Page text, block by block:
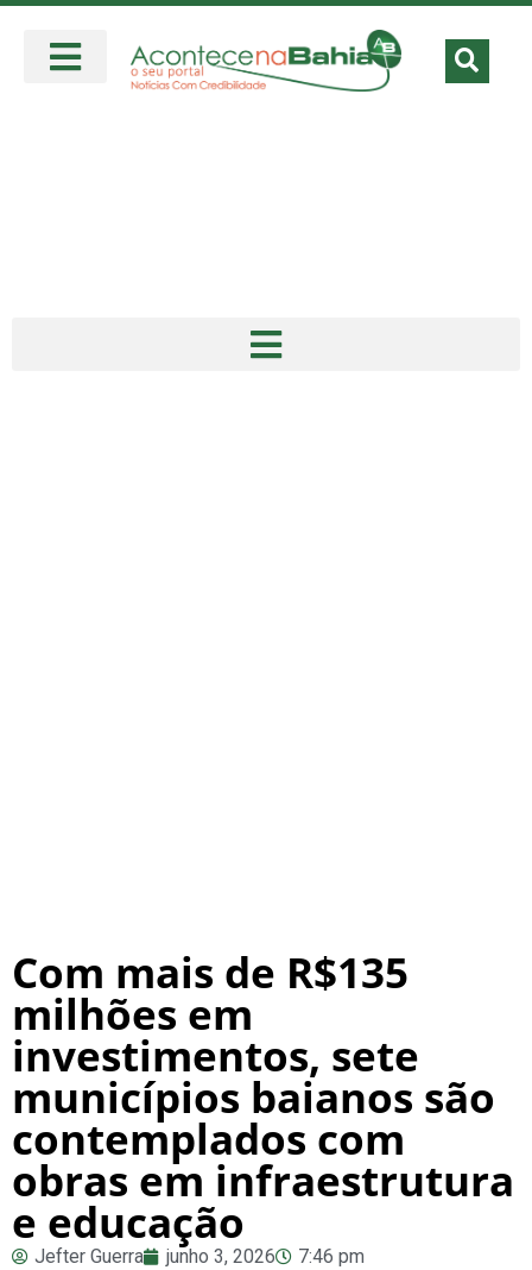
Com mais de R$135
milhões em
investimentos, sete
municípios baianos são
contemplados com
obras em infraestrutura
e educação
Jefter Guerra junho 3, 2026 7:46 pm